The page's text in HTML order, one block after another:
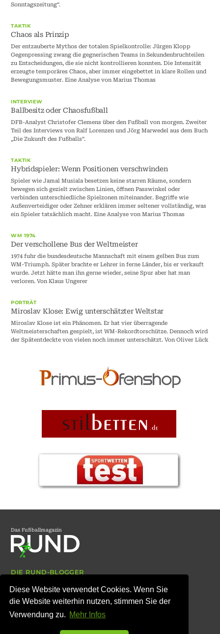
Diese Website verwendet Cookies. Wenn Sie
die Website weiterhin nutzen, stimmen Sie der
Verwendung zu. Mehr Infos
Sonntagszeitung“.
TAKTIK
Chaos als Prinzip
Der entzauberte Mythos der totalen Spielkontrolle: Jürgen Klopp
Gegenpressing zwang die gegnerischen Teams in Sekundenbruchteilen
zu Entscheidungen, die sie nicht kontrollieren konnten. Die Intensität
erzeugte temporäres Chaos, aber immer eingebettet in klare Rollen und
Bewegungsmuster. Eine Analyse von Marius Thomas
INTERVIEW
Ballbesitz oder Chaosfußball
DFB-Analyst Christofer Clemens über den Fußball von morgen. Zweiter
Teil des Interviews von Ralf Lorenzen und Jörg Marwedel aus dem Buch
„Die Zukunft des Fußballs“.
TAKTIK
Hybridspieler: Wenn Positionen verschwinden
Spieler wie Jamal Musiala besetzen keine starren Räume, sondern
bewegen sich gezielt zwischen Linien, öffnen Passwinkel oder
verbinden unterschiedliche Spielzonen miteinander. Begriffe wie
Außenverteidiger oder Zehner erklären immer seltener vollständig, was
ein Spieler tatsächlich macht. Eine Analyse von Marius Thomas
WM 1974
Der verschollene Bus der Weltmeister
1974 fuhr die bundesdeutsche Mannschaft mit einem gelben Bus zum
WM-Triumph. Später brachte er Lehrer in ferne Länder, bis er verkauft
wurde. Jetzt hätte man ihn gerne wieder, seine Spur aber hat man
verloren. Von Klaus Ungerer
PORTRÄT
Miroslav Klose: Ewig unterschätzter Weltstar
Miroslav Klose ist ein Phänomen. Er hat vier überragende
Weltmeisterschaften gespielt, ist WM-Rekordtorschütze. Dennoch wird
der Spätentdeckte von vielen noch immer unterschätzt. Von Oliver Lück
Das Fußballmagazin
DIE RUND-BLOGGER
IMPRESSUM
DATENSCHUTZ